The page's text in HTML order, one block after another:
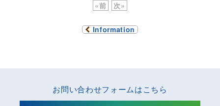
«前 次»
Information
お問い合わせフォームはこちら